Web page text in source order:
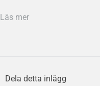
Läs mer
Dela detta inlägg